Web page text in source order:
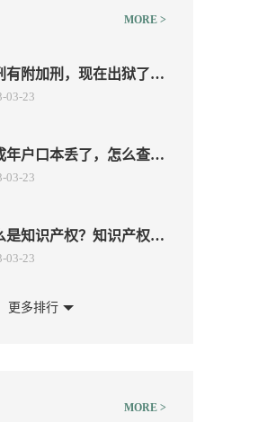
MORE >
有附加刑，现在出狱了，
卡有钱会被罚金划走吗？
03-23
年户口本丢了，怎么查询
证号?
03-23
是知识产权？知识产权具
些特征？
03-23
产权的国际保护有哪些方
更多排行
MORE >